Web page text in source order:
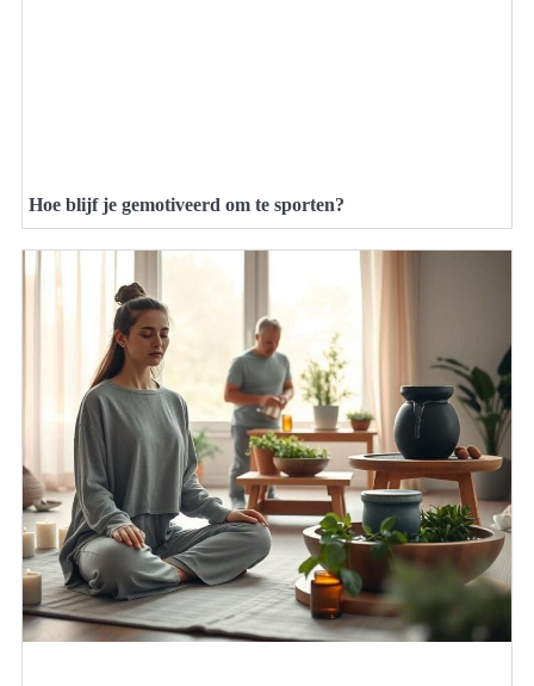
Hoe blijf je gemotiveerd om te sporten?